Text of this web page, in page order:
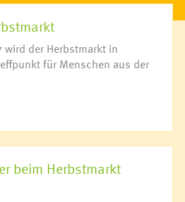
wird der Herbstmarkt in
für Menschen aus der
beim Herbstmarkt